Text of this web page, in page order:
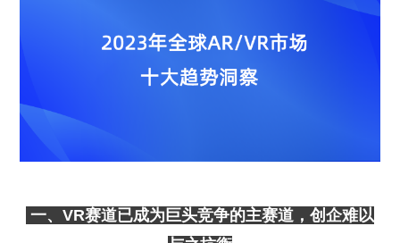
一、VR赛道已成为巨头竞争的主赛道，创企难以